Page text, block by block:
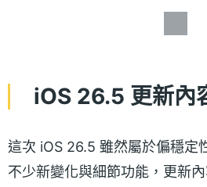
iOS 26.5 更新內
這次 iOS 26.5 雖然屬於偏穩定
不少新變化與細節功能，更新內